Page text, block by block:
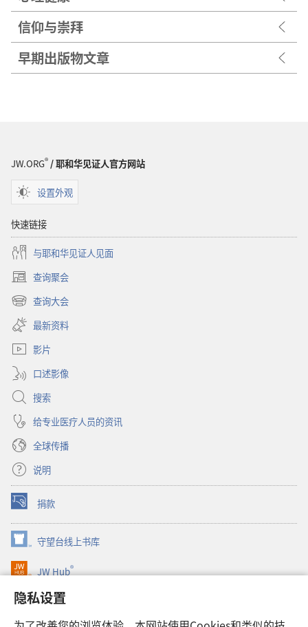
隐私设置
信仰与崇拜
早期出版物文章
JW.ORG®/ 耶和华见证人官方网站
设置外观
快速链接
与耶和华见证人见面
查询聚会
（打
开
新
窗
口）
查询大会
（打
开
新
窗
最新资料
影片
口述影像
搜索
给专业医疗人员的资讯
全球传播
说明
捐款
（打
开
新
窗
口）
守望台线上书库
（打
开
新
口）
JW Hub®
（打
开
新
JW Library®